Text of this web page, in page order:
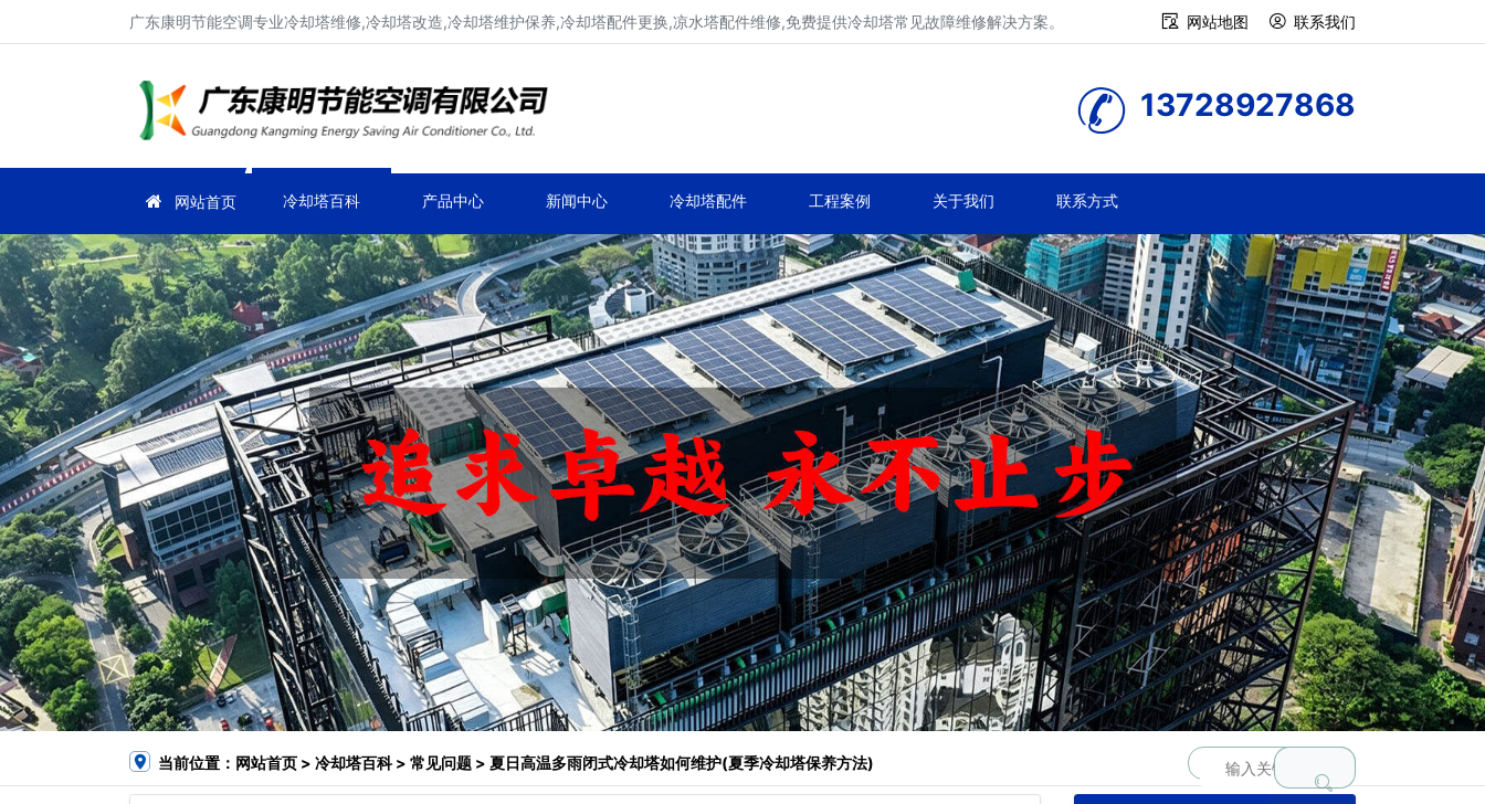
广东康明节能空调专业冷却塔维修,冷却塔改造,冷却塔维护保养,冷却塔配件更换,凉水塔配件维修,免费提供冷却塔常见故障维修解决方案。 网站地图 联系我们
13728927868
网站首页 冷却塔百科 产品中心 新闻中心 冷却塔配件 工程案例 关于我们 联系方式
当前位置： 网站首页 > 冷却塔百科> 常见问题 > 夏日高温多雨闭式冷却塔如何维护(夏季冷却塔保养方法)